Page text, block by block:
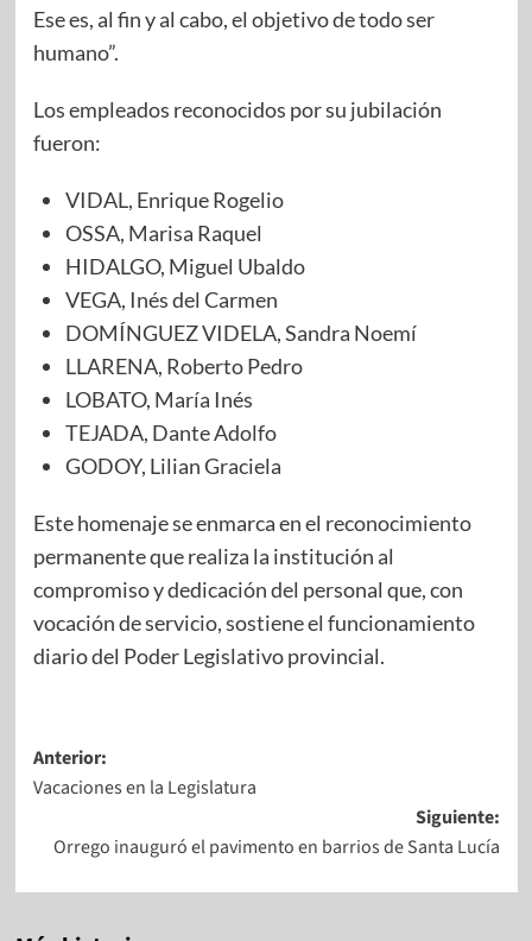
Ese es, al fin y al cabo, el objetivo de todo ser
humano”.
Los empleados reconocidos por su jubilación
fueron:
VIDAL, Enrique Rogelio
OSSA, Marisa Raquel
HIDALGO, Miguel Ubaldo
VEGA, Inés del Carmen
DOMÍNGUEZ VIDELA, Sandra Noemí
LLARENA, Roberto Pedro
LOBATO, María Inés
TEJADA, Dante Adolfo
GODOY, Lilian Graciela
Este homenaje se enmarca en el reconocimiento
permanente que realiza la institución al
compromiso y dedicación del personal que, con
vocación de servicio, sostiene el funcionamiento
diario del Poder Legislativo provincial.
Anterior:
Vacaciones en la Legislatura
Siguiente:
Orrego inauguró el pavimento en barrios de Santa Lucía